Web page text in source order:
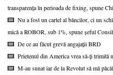
transparența în perioada de fixing, spune
Nu a fost un cartel al băncilor, ci un
mică a ROBOR, sub 1%, spune șeful
De ce au făcut grevă angajații BRD
Prietenul din America vrea să-ți trimită
M-au sunat iar de la Revolut să mă